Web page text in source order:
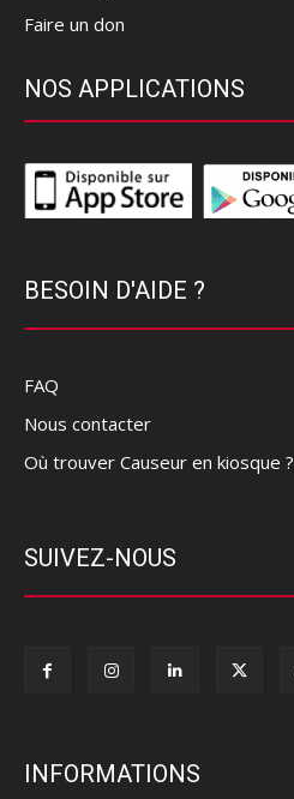
Faire un don
NOS APPLICATIONS
BESOIN D'AIDE ?
FAQ
Nous contacter
Où trouver Causeur en kiosque ?
SUIVEZ-NOUS
INFORMATIONS